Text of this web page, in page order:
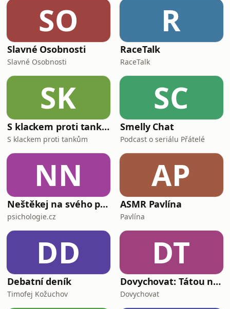
SO
Slavné Osobnosti
Slavné Osobnosti
R
RaceTalk
RaceTalk
SK
S klackem proti tankům
S klackem proti tankům
SC
Smelly Chat
Podcast o seriálu Přátelé
NN
Neštěkej na svého psa
psichologie.cz
AP
ASMR Pavlína
Pavlína
DD
Debatní deník
Timofej Kožuchov
DT
Dovychovat: Tátou na celý život
Dovychovat